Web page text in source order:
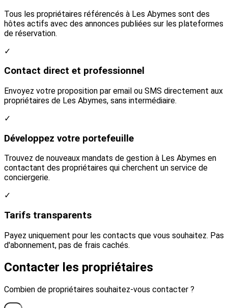
Tous les propriétaires référencés à Les Abymes sont des
hôtes actifs avec des annonces publiées sur les plateformes
de réservation.
✓
Contact direct et professionnel
Envoyez votre proposition par email ou SMS directement aux
propriétaires de Les Abymes, sans intermédiaire.
✓
Développez votre portefeuille
Trouvez de nouveaux mandats de gestion à Les Abymes en
contactant des propriétaires qui cherchent un service de
conciergerie.
✓
Tarifs transparents
Payez uniquement pour les contacts que vous souhaitez. Pas
d'abonnement, pas de frais cachés.
Contacter les propriétaires
Combien de propriétaires souhaitez-vous contacter ?